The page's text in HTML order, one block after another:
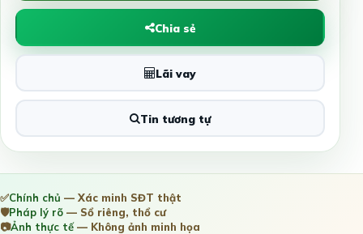
Chia sẻ
Lãi vay
Tin tương tự
✅Chính chủ — Xác minh SĐT thật
🛡️Pháp lý rõ — Sổ riêng, thổ cư
📷Ảnh thực tế— Không ảnh minh họa